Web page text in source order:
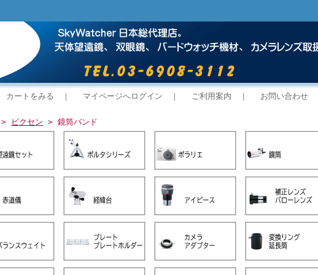
カートをみる ｜ マイページへログイン ｜ ご利用案内 ｜ お問い合わせ
> ビクセン > 鏡筒バンド